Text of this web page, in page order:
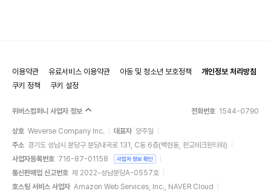
이용약관 유료서비스 이용약관 아동 및 청소년 보호정책
개인정보 처리방침
쿠키 정책
쿠키 설정
위버스컴퍼니 사업자 정보 전화번호 1544-0790
상호 Weverse Company Inc. 대표자 양주일
주소 경기도 성남시 분당구 분당내곡로 131, C동 6층(백현동, 판교테크원타워)
사업자등록번호 716-87-01158 사업자 정보 확인
통신판매업 신고번호 제 2022-성남분당A-0557호
호스팅 서비스 사업자 Amazon Web Services, Inc., NAVER Cloud